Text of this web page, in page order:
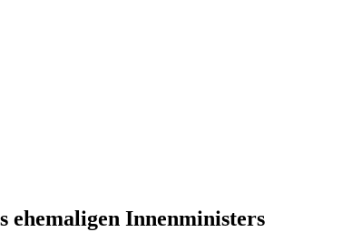
ehemaligen Innenministers